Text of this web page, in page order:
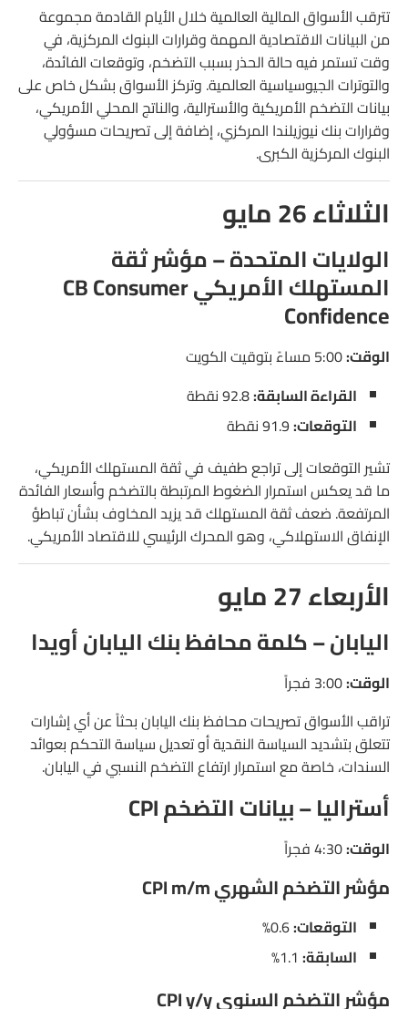
الولايات المتحدة – مبيعات المنازل الجديدة
كندا – كلمة محافظ بنك كندا ماكلم
الجمعة 29 مايو
اليابان – مؤشر طوكيو الأساسي للتضخم
ألمانيا – التضخم الأولي الشهري CPI
كندا – الناتج المحلي الإجمالي الشهري GDP m/m
تترقب الأسواق المالية العالمية خلال الأيام القادمة مجموعة
من البيانات الاقتصادية المهمة وقرارات البنوك المركزية، في
وقت تستمر فيه حالة الحذر بسبب التضخم، وتوقعات الفائدة،
والتوترات الجيوسياسية العالمية. وتركز الأسواق بشكل خاص على
بيانات التضخم الأمريكية والأسترالية، والناتج المحلي الأمريكي،
وقرارات بنك نيوزيلندا المركزي، إضافة إلى تصريحات مسؤولي
البنوك المركزية الكبرى.
الثلاثاء 26 مايو
الولايات المتحدة – مؤشر ثقة
المستهلك الأمريكي CB Consumer
Confidence
الوقت:
القراءة السابقة:
التوقعات:
تشير التوقعات إلى تراجع طفيف في ثقة المستهلك الأمريكي،
ما قد يعكس استمرار الضغوط المرتبطة بالتضخم وأسعار الفائدة
المرتفعة. ضعف ثقة المستهلك قد يزيد المخاوف بشأن تباطؤ
الإنفاق الاستهلاكي، وهو المحرك الرئيسي للاقتصاد الأمريكي.
الأربعاء 27 مايو
اليابان – كلمة محافظ بنك اليابان أويدا
الوقت:
تراقب الأسواق تصريحات محافظ بنك اليابان بحثاً عن أي إشارات
تتعلق بتشديد السياسة النقدية أو تعديل سياسة التحكم بعوائد
السندات، خاصة مع استمرار ارتفاع التضخم النسبي في اليابان.
أستراليا – بيانات التضخم CPI
الوقت:
مؤشر التضخم الشهري CPI m/m
التوقعات:
السابقة:
مؤشر التضخم السنوي CPI y/y